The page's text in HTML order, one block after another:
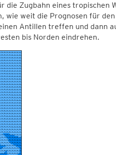
die Zugbahn eines tropischen
wie weit die Prognosen für
Antillen treffen und dann
bis Norden eindrehen.